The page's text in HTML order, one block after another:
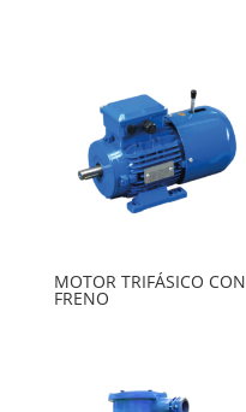
MOTOR TRIFÁSICO CON
FRENO